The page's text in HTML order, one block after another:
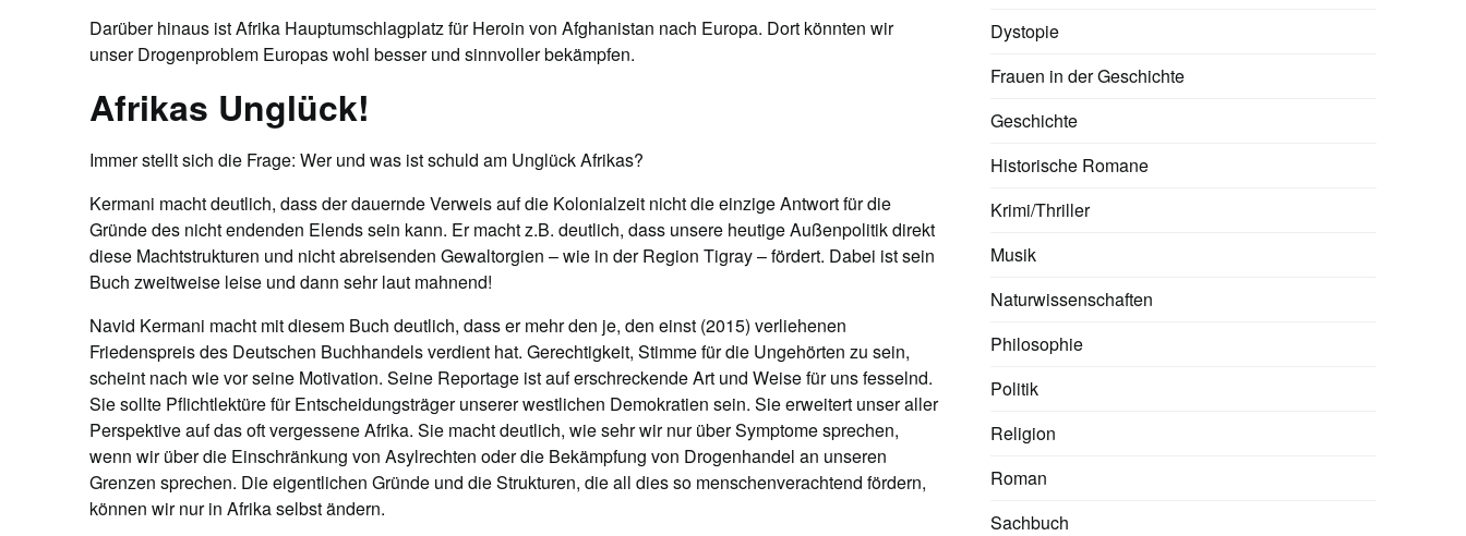
Darüber hinaus ist Afrika Hauptumschlagplatz für Heroin von Afghanistan nach Europa. Dort könnten wir
unser Drogenproblem Europas wohl besser und sinnvoller bekämpfen.
Afrikas Unglück!
Immer stellt sich die Frage: Wer und was ist schuld am Unglück Afrikas?
Kermani macht deutlich, dass der dauernde Verweis auf die Kolonialzeit nicht die einzige Antwort für die
Gründe des nicht endenden Elends sein kann. Er macht z.B. deutlich, dass unsere heutige Außenpolitik direkt
diese Machtstrukturen und nicht abreisenden Gewaltorgien – wie in der Region Tigray – fördert. Dabei ist sein
Buch zweitweise leise und dann sehr laut mahnend!
Navid Kermani macht mit diesem Buch deutlich, dass er mehr den je, den einst (2015) verliehenen
Friedenspreis des Deutschen Buchhandels verdient hat. Gerechtigkeit, Stimme für die Ungehörten zu sein,
scheint nach wie vor seine Motivation. Seine Reportage ist auf erschreckende Art und Weise für uns fesselnd.
Sie sollte Pflichtlektüre für Entscheidungsträger unserer westlichen Demokratien sein. Sie erweitert unser aller
Perspektive auf das oft vergessene Afrika. Sie macht deutlich, wie sehr wir nur über Symptome sprechen,
wenn wir über die Einschränkung von Asylrechten oder die Bekämpfung von Drogenhandel an unseren
Grenzen sprechen. Die eigentlichen Gründe und die Strukturen, die all dies so menschenverachtend fördern,
können wir nur in Afrika selbst ändern.
Dystopie
Frauen in der Geschichte
Geschichte
Historische Romane
Krimi/Thriller
Musik
Naturwissenschaften
Philosophie
Politik
Religion
Roman
Sachbuch